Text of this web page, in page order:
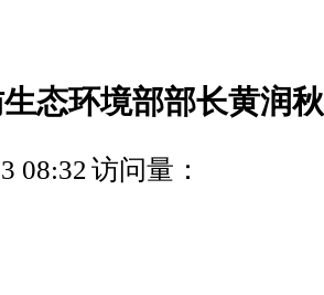
态环境部部长黄润秋
08:32访问量：